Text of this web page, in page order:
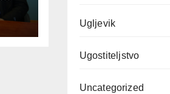
Ugljevik
Ugostiteljstvo
Uncategorized